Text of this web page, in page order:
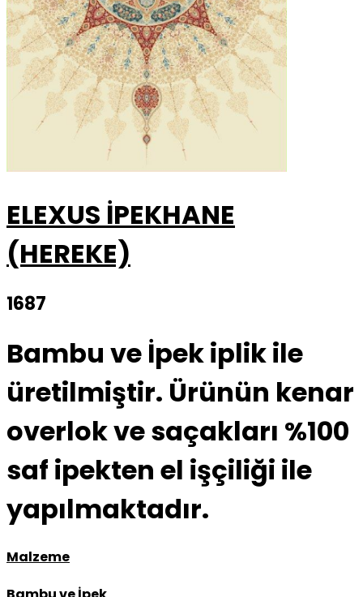
ELEXUS İPEKHANE
(HEREKE)
1687
Bambu ve İpek iplik ile
üretilmiştir. Ürünün kenar
overlok ve saçakları %100
saf ipekten el işçiliği ile
yapılmaktadır.
Malzeme